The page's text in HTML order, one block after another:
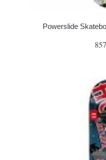
Powerslide